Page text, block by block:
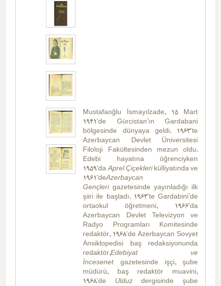
Mustafaoğlu İsmayılzade, 15 Mart
1941'de Gürcistan’ın Gardabani
bölgesinde dünyaya geldi. 1963'te
Azerbaycan Devlet Üniversitesi
Filoloji Fakültesinden mezun oldu.
Edebi hayatına öğrenciyken
1959'daAprel Çiçekleri külliyatında ve
1961'deAzerbaycan
Gençleri gazetesinde yayınladığı ilk
şiiri ile başladı. 1963'te Gardabini’de
ortaokul öğretmeni, 1966'da
Azerbaycan Devlet Televizyon ve
Radyo Programları Komitesinde
redaktör, 1968'de Azerbaycan Sovyet
Ansiklopedisi baş redaksiyonunda
redaktör,Edebiyat ve
İncesenet gazetesinde işçi, şube
müdürü, baş redaktör muavini,
1968'de Ulduzdergisinde şube